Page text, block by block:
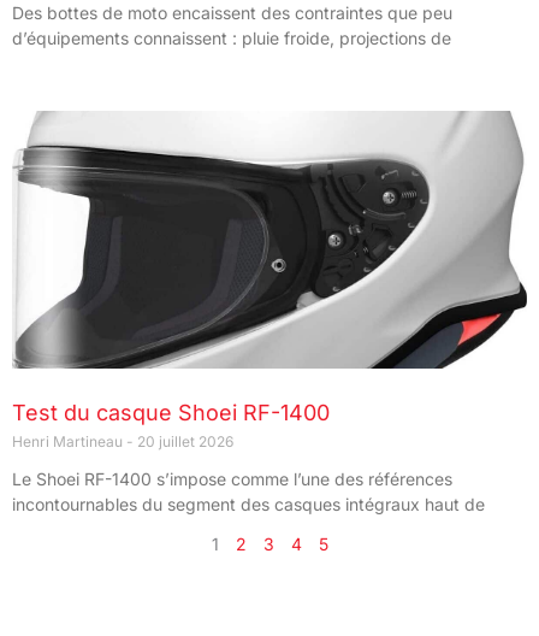
Des bottes de moto encaissent des contraintes que peu
d’équipements connaissent : pluie froide, projections de
Test du casque Shoei RF-1400
Henri Martineau 20 juillet 2026
Le Shoei RF-1400 s’impose comme l’une des références
incontournables du segment des casques intégraux haut de
1
2 3 4 5